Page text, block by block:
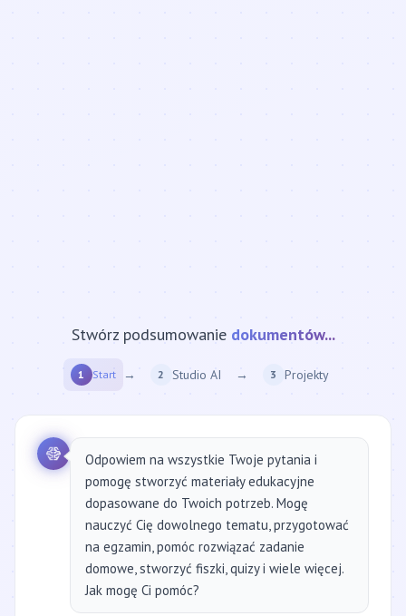
Stwórz podsumowanie strony internetowej...
1 Start → 2 Studio AI → 3 Projekty
Odpowiem na wszystkie Twoje pytania i
pomogę stworzyć materiały edukacyjne
dopasowane do Twoich potrzeb. Mogę
nauczyć Cię dowolnego tematu, przygotować
na egzamin, pomóc rozwiązać zadanie
domowe, stworzyć fiszki, quizy i wiele więcej.
Jak mogę Ci pomóc?